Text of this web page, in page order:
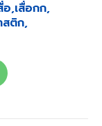
อ,เสื่อกก,
สติก,